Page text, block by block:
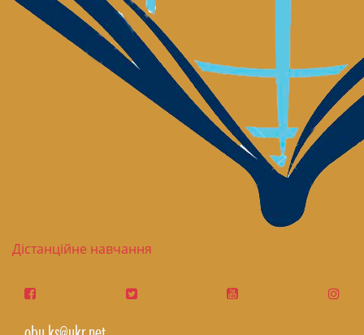
Дістанційне навчання